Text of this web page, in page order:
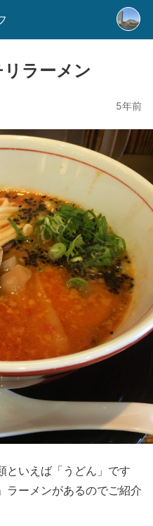
ラーメン
5年前
いえば「うどん」です
ラーメンがあるのでご紹介